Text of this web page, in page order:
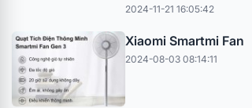
2024-11-21 16:05:42
Xiaomi Smartmi Fan
2024-08-03 08:14:11